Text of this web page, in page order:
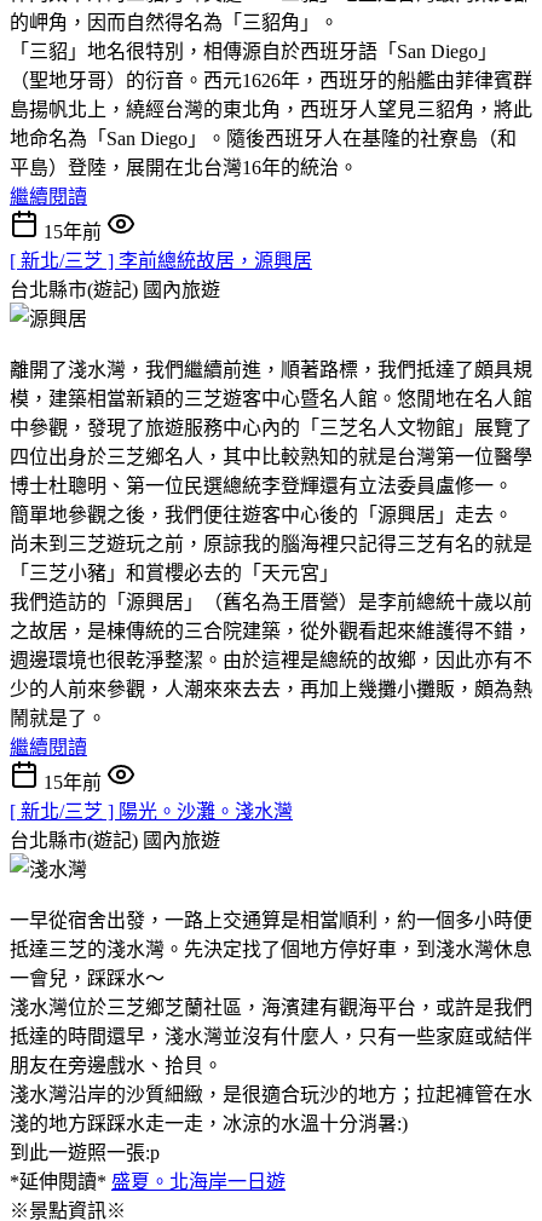
的岬角，因而自然得名為「三貂角」。
「三貂」地名很特別，相傳源自於西班牙語「San Diego」
（聖地牙哥）的衍音。西元1626年，西班牙的船艦由菲律賓群
島揚帆北上，繞經台灣的東北角，西班牙人望見三貂角，將此
地命名為「San Diego」。隨後西班牙人在基隆的社寮島（和
平島）登陸，展開在北台灣16年的統治。
繼續閱讀
15年前
[ 新北/三芝 ] 李前總統故居，源興居
台北縣市(遊記) 國內旅遊
離開了淺水灣，我們繼續前進，順著路標，我們抵達了頗具規
模，建築相當新穎的三芝遊客中心暨名人館。悠閒地在名人館
中參觀，發現了旅遊服務中心內的「三芝名人文物館」展覽了
四位出身於三芝鄉名人，其中比較熟知的就是台灣第一位醫學
博士杜聰明、第一位民選總統李登輝還有立法委員盧修一。
簡單地參觀之後，我們便往遊客中心後的「源興居」走去。
尚未到三芝遊玩之前，原諒我的腦海裡只記得三芝有名的就是
「三芝小豬」和賞櫻必去的「天元宮」
我們造訪的「源興居」（舊名為王厝營）是李前總統十歲以前
之故居，是棟傳統的三合院建築，從外觀看起來維護得不錯，
週邊環境也很乾淨整潔。由於這裡是總統的故鄉，因此亦有不
少的人前來參觀，人潮來來去去，再加上幾攤小攤販，頗為熱
鬧就是了。
繼續閱讀
15年前
[ 新北/三芝 ] 陽光。沙灘。淺水灣
台北縣市(遊記) 國內旅遊
一早從宿舍出發，一路上交通算是相當順利，約一個多小時便
抵達三芝的淺水灣。先決定找了個地方停好車，到淺水灣休息
一會兒，踩踩水～
淺水灣位於三芝鄉芝蘭社區，海濱建有觀海平台，或許是我們
抵達的時間還早，淺水灣並沒有什麼人，只有一些家庭或結伴
朋友在旁邊戲水、拾貝。
淺水灣沿岸的沙質細緻，是很適合玩沙的地方；拉起褲管在水
淺的地方踩踩水走一走，冰涼的水溫十分消暑:)
到此一遊照一張:p
*延伸閱讀* 盛夏。北海岸一日遊
※景點資訊※